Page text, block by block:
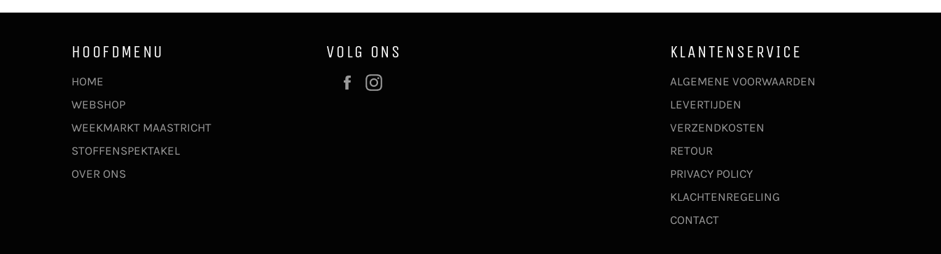
HOOFDMENU
HOME
WEBSHOP
WEEKMARKT MAASTRICHT
STOFFENSPEKTAKEL
OVER ONS
VOLG ONS
Facebook
KLANTENSERVICE
ALGEMENE VOORWAARDEN
LEVERTIJDEN
VERZENDKOSTEN
RETOUR
PRIVACY POLICY
KLACHTENREGELING
CONTACT